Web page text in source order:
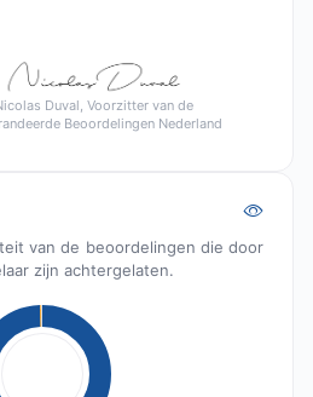
Duval, Voorzitter van de
Beoordelingen Nederland
van de beoordelingen die door
zijn achtergelaten.